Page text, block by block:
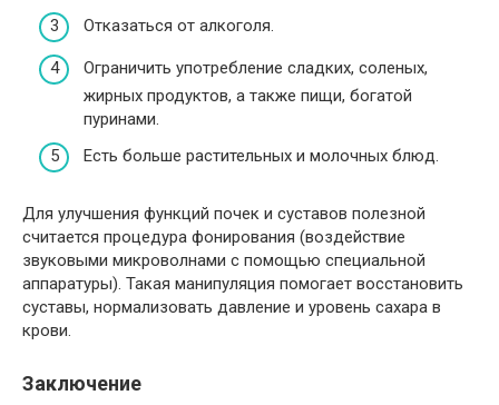
Отказаться от алкоголя.
Ограничить употребление сладких, соленых,
жирных продуктов, а также пищи, богатой
пуринами.
Есть больше растительных и молочных блюд.
Для улучшения функций почек и суставов полезной
считается процедура фонирования (воздействие
звуковыми микроволнами с помощью специальной
аппаратуры). Такая манипуляция помогает восстановить
суставы, нормализовать давление и уровень сахара в
крови.
Заключение